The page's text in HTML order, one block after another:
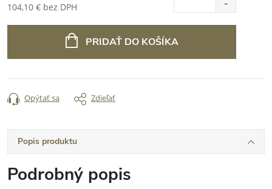
104,10 € bez DPH
PRIDAŤ DO KOŠÍKA
Opýtať sa Zdieľať
Popis produktu
Podrobný popis